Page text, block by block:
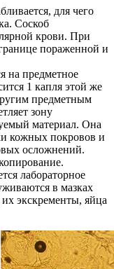
для чего
Соскоб
крови. При
пораженной и
на предметное
1 капля этой же
предметным
зону
материал. Она
кожных покровов и
осложнений.
лабораторное
в мазках
экскременты, яйца